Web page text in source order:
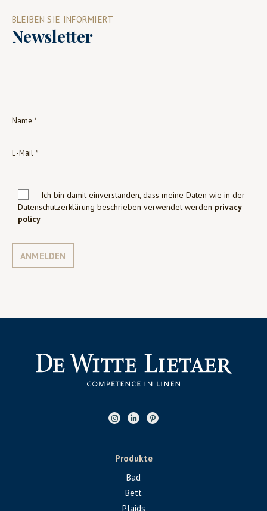
BLEIBEN SIE INFORMIERT
Newsletter
Ich bin damit einverstanden, dass meine Daten wie in der
Datenschutzerklärung beschrieben verwendet werden privacy
policy
ANMELDEN
Produkte
Bad
Bett
Plaids